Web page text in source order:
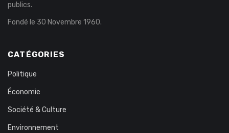
publics.
Fondé le 30 Novembre 1960.
CATÉGORIES
Politique
Économie
Société & Culture
Environnement